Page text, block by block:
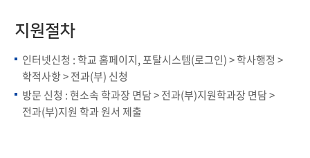
지원절차
인터넷신청 : 학교 홈페이지, 포탈시스템(로그인) > 학사행정 >
학적사항 > 전과(부) 신청
방문 신청 : 현소속 학과장 면담 > 전과(부)지원학과장 면담 >
전과(부)지원 학과 원서 제출